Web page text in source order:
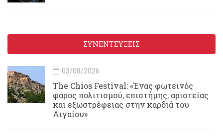
ΣΥΝΕΝΤΕΥΞΕΙΣ
03/08/2026
Τhe Chios Festival: «Ένας φωτεινός
φάρος πολιτισμού, επιστήμης, αριστείας
και εξωστρέφειας στην καρδιά του
Αιγαίου»